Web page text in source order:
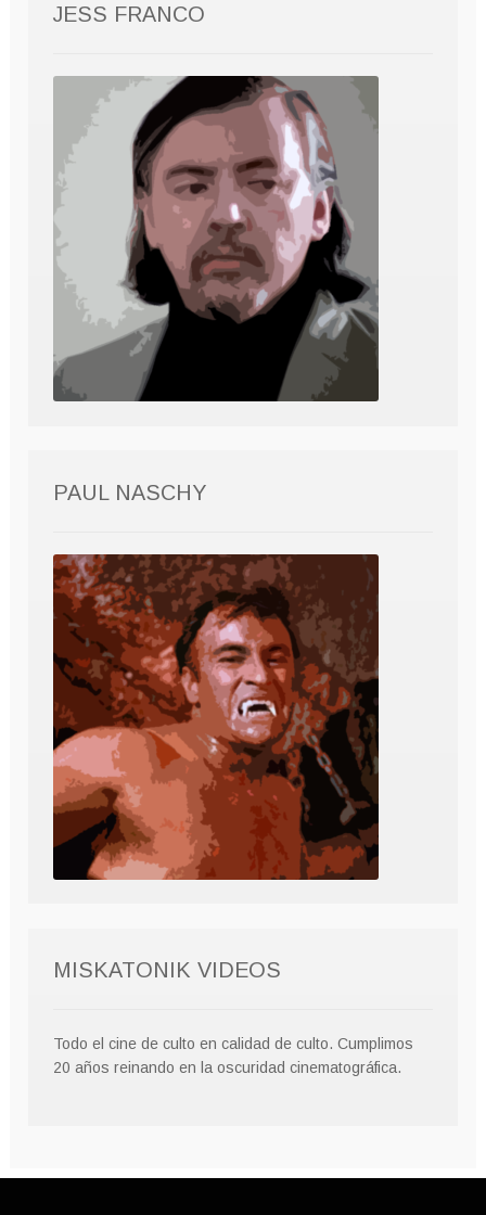
JESS FRANCO
PAUL NASCHY
MISKATONIK VIDEOS
Todo el cine de culto en calidad de culto. Cumplimos
20 años reinando en la oscuridad cinematográfica.